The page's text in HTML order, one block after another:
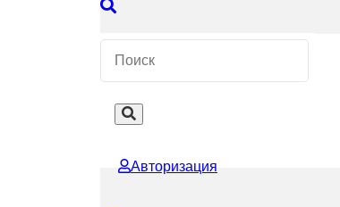
Авторизация